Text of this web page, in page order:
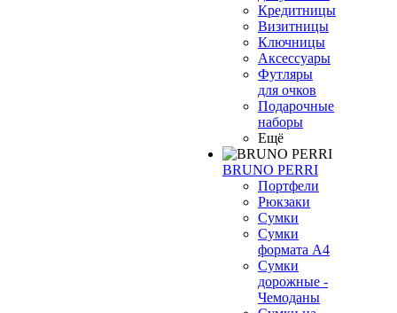
Кредитницы
Визитницы
Ключницы
Аксессуары
Футляры
для очков
Подарочные
наборы
Ещё
BRUNO PERRI
Портфели
Рюкзаки
Сумки
Сумки
формата А4
Сумки
дорожные -
Чемоданы